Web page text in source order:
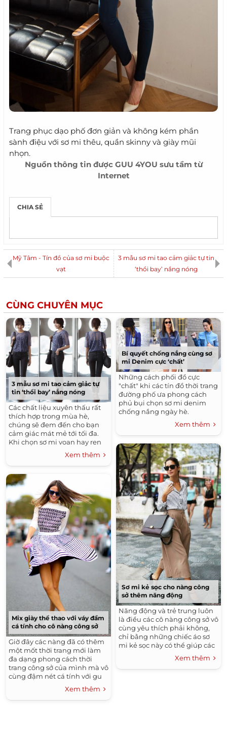
Trang phục dạo phố đơn giản và không kém phần
sành điệu với sơ mi thêu, quần skinny và giày mũi
nhọn.
Nguồn thông tin được GUU 4YOU sưu tầm từ
Internet
CHIA SẺ
Mỹ Tâm - Tín đồ của sơ mi buộc
vạt
3 mẫu sơ mi tao cảm giảc tự tin
‘thổi bay’ nắng nóng
CÙNG CHUYÊN MỤC
3 mẫu sơ mi tao cảm giảc tự
tin ‘thổi bay’ nắng nóng
Các chất liệu xuyên thấu rất
thích hợp trong mùa hè,
chúng sẽ đem đến cho bạn
cảm giác mát mẻ tới tối đa.
Khi chọn sơ mi voan hay ren
bạn nên lưu ý không nên
chọn áo quá mỏng, để lộ quá
rõ nội y bên trong sẽ rất phản
cảm. Cần tiết chế các khoảng
hở mình trở nên thanh lịch và
tinh tế hơn nhé.
Xem thêm
Mix giày thể thao với váy đầm
cá tính cho cô nàng công sở
Giờ đây các nàng đã có thêm
một mốt thời trang mới làm
đa dạng phong cách thời
trang công sở của mình mà vô
cùng đậm nét cá tính với gu
Xem thêm
Bí quyết chống nắng cùng sơ
mi Denim cực ‘chất’
Những cách phối đồ cực
"chất" khi các tín đồ thời trang
đường phố ưa phong cách
phủ bụi chọn sơ mi denim
chống nắng ngày hè.
Xem thêm
Sơ mi kẻ sọc cho nàng công
sở thêm năng động
Năng động và trẻ trung luôn
là điều các cô nàng công sở vô
cùng yêu thích phải không,
chỉ bằng những chiếc áo sơ
mi kẻ sọc này có thể giúp các
quý cô có thêm nhiều sự lựa
chọn cho sự kết hợp với gu
thời trang của mình vô cùng
Xem thêm